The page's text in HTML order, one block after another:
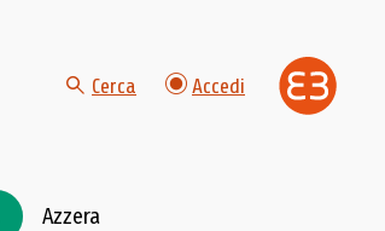
Cerca Accedi
Azzera